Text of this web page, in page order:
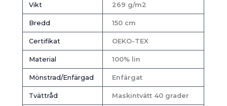
Vikt 269 g/m2
Bredd 150 cm
Certifikat OEKO-TEX
Material 100% lin
Mönstrad/Enfärgad Enfärgat
Tvättråd Maskintvätt 40 grader